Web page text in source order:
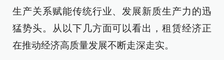
生产关系赋能传统行业、发展新质生产力的迅
猛势头。从以下几方面可以看出，租赁经济正
在推动经济高质量发展不断走深走实。